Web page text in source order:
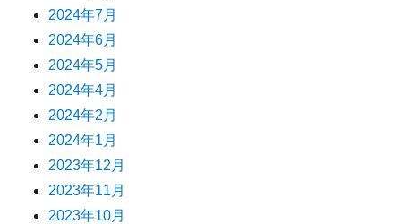
2024年7月
2024年6月
2024年5月
2024年4月
2024年2月
2024年1月
2023年12月
2023年11月
2023年10月